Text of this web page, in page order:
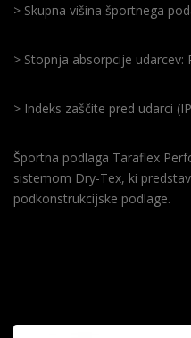
> Skupna višina športnega
> Stopnja absorpcije udarcev:
> Indeks zaščite pred udarci
Športna podlaga Taraflex
sistemom Dry-Tex, ki
podkonstrukcijske podlage.